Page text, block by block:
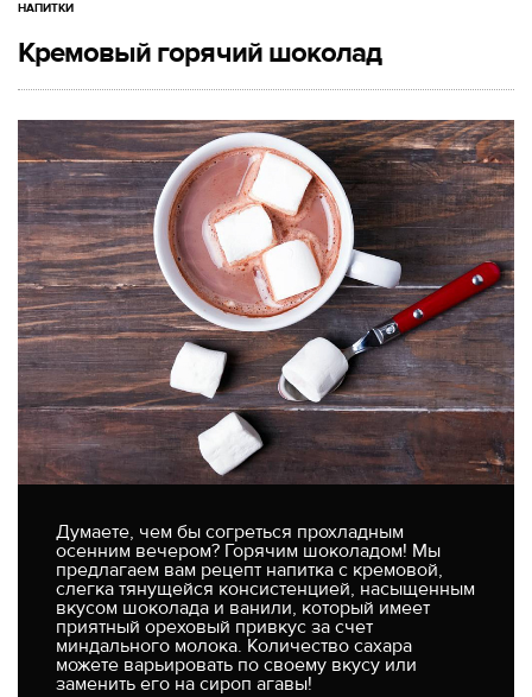
НАПИТКИ
Кремовый горячий шоколад
Думаете, чем бы согреться прохладным
осенним вечером? Горячим шоколадом! Мы
предлагаем вам рецепт напитка с кремовой,
слегка тянущейся консистенцией, насыщенным
вкусом шоколада и ванили, который имеет
приятный ореховый привкус за счет
миндального молока. Количество сахара
можете варьировать по своему вкусу или
заменить его на сироп агавы!